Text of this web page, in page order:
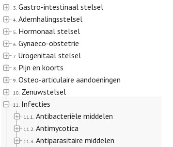
3. Gastro-intestinaal stelsel
4. Ademhalingsstelsel
5. Hormonaal stelsel
6. Gynaeco-obstetrie
7. Urogenitaal stelsel
8. Pijn en koorts
9. Osteo-articulaire aandoeningen
10. Zenuwstelsel
11. Infecties
11.1. Antibacteriële middelen
11.2. Antimycotica
11.3. Antiparasitaire middelen